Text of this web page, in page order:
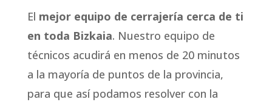
El mejor equipo de cerrajería cerca de ti
en toda Bizkaia. Nuestro equipo de
técnicos acudirá en menos de 20 minutos
a la mayoría de puntos de la provincia,
para que así podamos resolver con la